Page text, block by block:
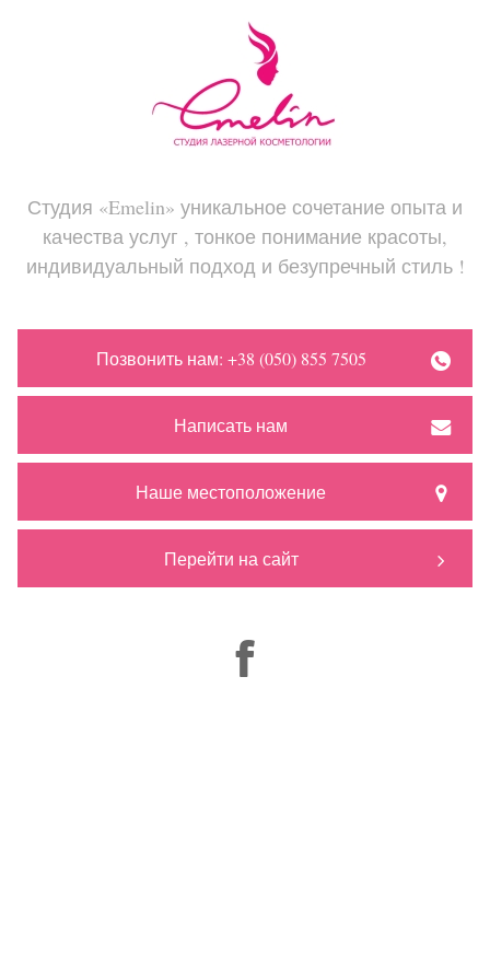
Студия «Emelin» уникальное сочетание опыта и
качества услуг , тонкое понимание красоты,
индивидуальный подход и безупречный стиль !
Позвонить нам: +38 (050) 855 7505
Написать нам
Наше местоположение
Перейти на сайт